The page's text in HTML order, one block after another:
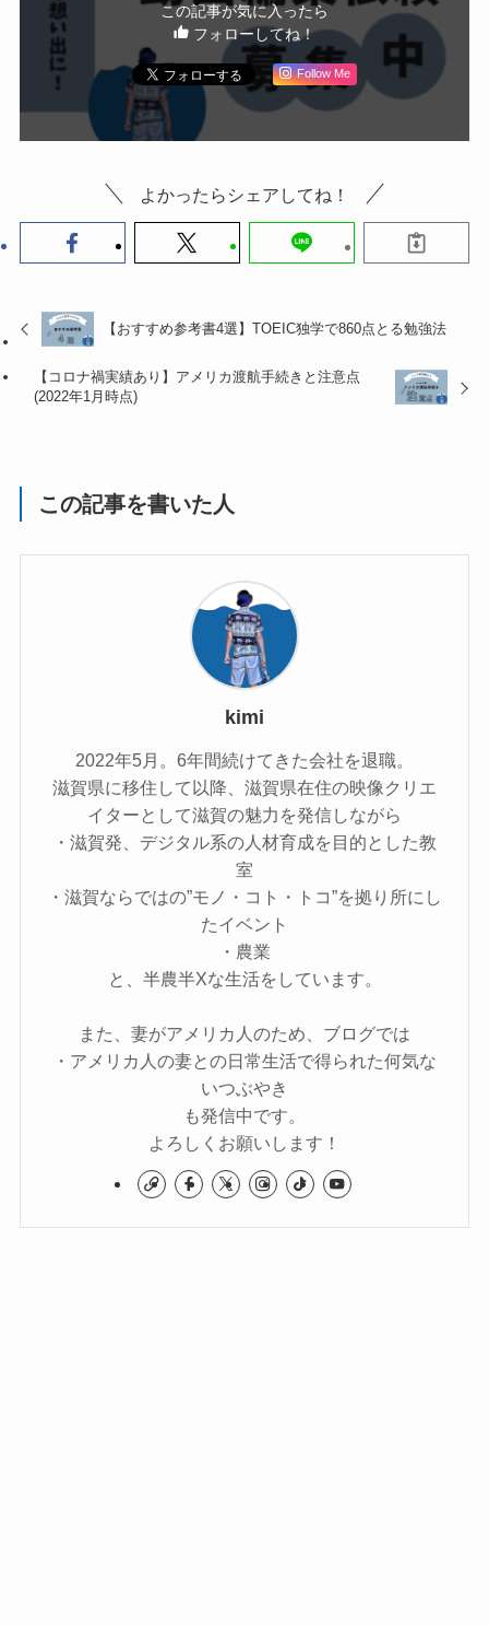
この記事が気に入ったら
フォローしてね！
Follow Me
よかったらシェアしてね！
【おすすめ参考書4選】TOEIC独学で860点とる勉強法
【コロナ禍実績あり】アメリカ渡航手続きと注意点
(2022年1月時点)
この記事を書いた人
kimi
2022年5月。6年間続けてきた会社を退職。
滋賀県に移住して以降、滋賀県在住の映像クリエ
イターとして滋賀の魅力を発信しながら
・滋賀発、デジタル系の人材育成を目的とした教
室
・滋賀ならではの”モノ・コト・トコ”を拠り所にし
たイベント
・農業
と、半農半Xな生活をしています。
また、妻がアメリカ人のため、ブログでは
・アメリカ人の妻との日常生活で得られた何気な
いつぶやき
も発信中です。
よろしくお願いします！